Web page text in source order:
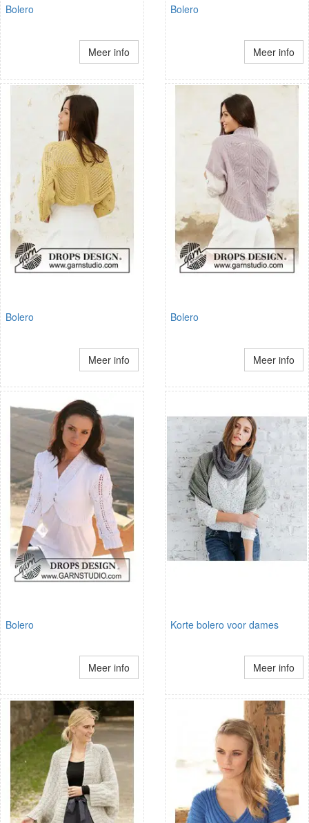
Bolero
Meer info
Bolero
Meer info
Bolero
Meer info
Bolero
Meer info
Bolero
Meer info
Korte bolero voor dames
Meer info